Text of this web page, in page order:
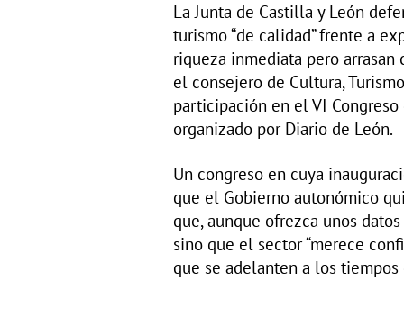
La Junta de Castilla y León
turismo “de calidad” frente a
riqueza inmediata pero arrasan
el consejero de Cultura,
participación en el VI Congreso
organizado por Diario de León.
Un congreso en cuya
que el Gobierno autonómico
que, aunque ofrezca unos datos
sino que el sector “merece
que se adelanten a los tiempos